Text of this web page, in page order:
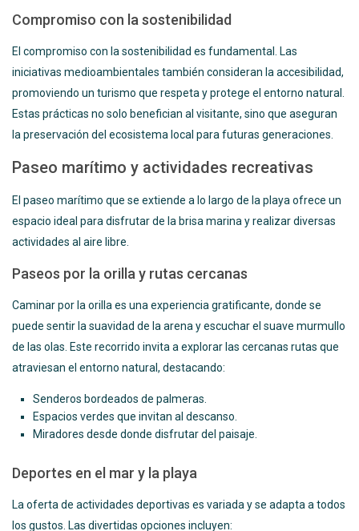
Compromiso con la sostenibilidad
El compromiso con la sostenibilidad es fundamental. Las
iniciativas medioambientales también consideran la accesibilidad,
promoviendo un turismo que respeta y protege el entorno natural.
Estas prácticas no solo benefician al visitante, sino que aseguran
la preservación del ecosistema local para futuras generaciones.
Paseo marítimo y actividades recreativas
El paseo marítimo que se extiende a lo largo de la playa ofrece un
espacio ideal para disfrutar de la brisa marina y realizar diversas
actividades al aire libre.
Paseos por la orilla y rutas cercanas
Caminar por la orilla es una experiencia gratificante, donde se
puede sentir la suavidad de la arena y escuchar el suave murmullo
de las olas. Este recorrido invita a explorar las cercanas rutas que
atraviesan el entorno natural, destacando:
Senderos bordeados de palmeras.
Espacios verdes que invitan al descanso.
Miradores desde donde disfrutar del paisaje.
Deportes en el mar y la playa
La oferta de actividades deportivas es variada y se adapta a todos
los gustos. Las divertidas opciones incluyen: